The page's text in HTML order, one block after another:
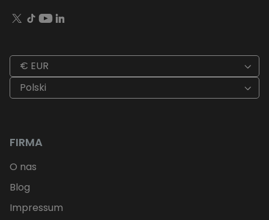
€ EUR
Polski
FIRMA
O nas
Blog
Impressum